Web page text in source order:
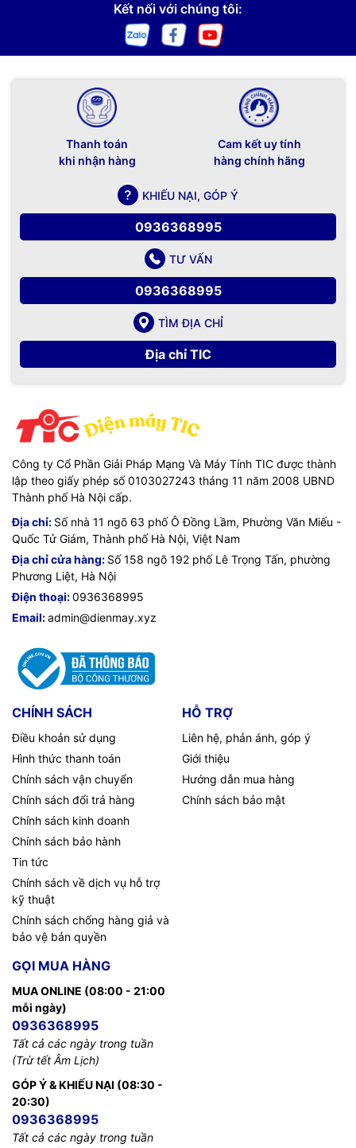
Kết nối với chúng tôi:
Thanh toán
khi nhận hàng
Cam kết uy tính
hàng chính hãng
KHIẾU NẠI, GÓP Ý
0936368995
TƯ VẤN
0936368995
TÌM ĐỊA CHỈ
Địa chỉ TIC
Công ty Cổ Phần Giải Pháp Mạng Và Máy Tính TIC được thành
lập theo giấy phép số 0103027243 tháng 11 năm 2008 UBND
Thành phố Hà Nội cấp.
Địa chỉ: Số nhà 11 ngõ 63 phố Ô Đồng Lầm, Phường Văn Miếu -
Quốc Tử Giám, Thành phố Hà Nội, Việt Nam
Địa chỉ cửa hàng: Số 158 ngõ 192 phố Lê Trọng Tấn, phường
Phương Liệt, Hà Nội
Điện thoại:0936368995
Email:admin@dienmay.xyz
CHÍNH SÁCH
Điều khoản sử dụng
Hình thức thanh toán
Chính sách vận chuyển
Chính sách đổi trả hàng
Chính sách kinh doanh
Chính sách bảo hành
Tin tức
Chính sách về dịch vụ hỗ trợ
kỹ thuật
Chính sách chống hàng giả và
bảo vệ bản quyền
HỖ TRỢ
Liên hệ, phản ánh, góp ý
Giới thiệu
Hướng dẫn mua hàng
Chính sách bảo mật
GỌI MUA HÀNG
MUA ONLINE (08:00 - 21:00
mỗi ngày)
0936368995
Tất cả các ngày trong tuần
(Trừ tết Âm Lịch)
GÓP Ý & KHIẾU NẠI (08:30 -
20:30)
0936368995
Tất cả các ngày trong tuần